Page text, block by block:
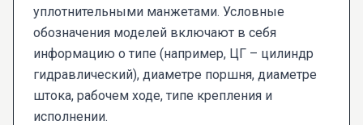
уплотнительными манжетами. Условные
обозначения моделей включают в себя
информацию о типе (например, ЦГ – цилиндр
гидравлический), диаметре поршня, диаметре
штока, рабочем ходе, типе крепления и
исполнении.